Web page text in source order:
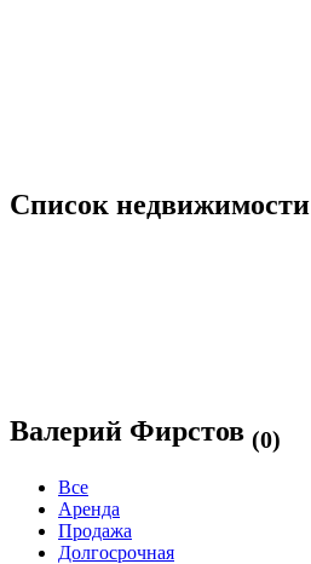
Список недвижимости
Валерий Фирстов (0)
Все
Аренда
Продажа
Долгосрочная